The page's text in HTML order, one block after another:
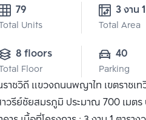
79
Units
3 งาน
Total Area
8 floors
Floor
40
Parking
าชวิถี แขวงถนนพญาไท เขตราช
วรีย์ชัยสมรภูมิ ประมาณ 700 เมต